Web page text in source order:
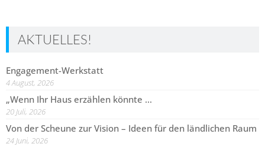
AKTUELLES!
Engagement-Werkstatt
4 August, 2026
„Wenn Ihr Haus erzählen könnte …
20 Juli, 2026
Von der Scheune zur Vision – Ideen für den ländlichen Raum
24 Juni, 2026